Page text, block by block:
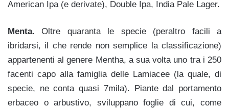
American Ipa (e derivate), Double Ipa, India Pale Lager.
Menta. Oltre quaranta le specie (peraltro facili a
ibridarsi, il che rende non semplice la classificazione)
appartenenti al genere Mentha, a sua volta uno tra i 250
facenti capo alla famiglia delle Lamiacee (la quale, di
specie, ne conta quasi 7mila). Piante dal portamento
erbaceo o arbustivo, sviluppano foglie di cui, come